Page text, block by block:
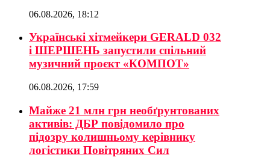
06.08.2026, 18:12
Українські хітмейкери GERALD 032
і ШЕРШЕНЬ запустили спільний
музичний проєкт «КОМПОТ»
06.08.2026, 17:59
Майже 21 млн грн необґрунтованих
активів: ДБР повідомило про
підозру колишньому керівнику
логістики Повітряних Сил